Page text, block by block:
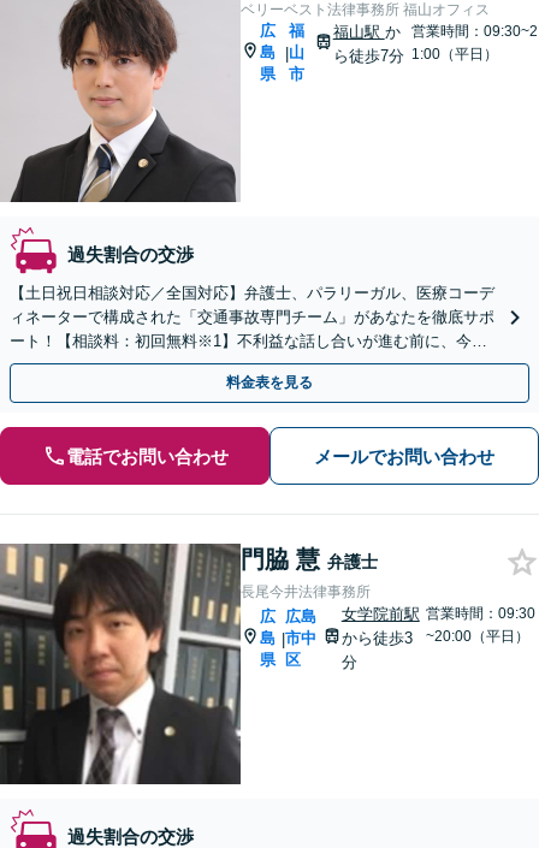
ベリーベスト法律事務所 福山オフィス
広
島
県
|
福
山
市
福山駅 か
ら徒歩7分
営業時間：09:30~2
1:00（平日）
過失割合の交渉
【土日祝日相談対応／全国対応】弁護士、パラリーガル、医療コーデ
ィネーターで構成された「交通事故専門チーム」があなたを徹底サポ
ート！【相談料：初回無料※1】不利益な話し合いが進む前に、今す
ぐ相談！
料金表を見る
電話でお問い合わせ メールでお問い合わせ
門脇 慧 弁護士
長尾今井法律事務所
広
島
県
|
広島
市中
区
女学院前駅
から徒歩3
分
営業時間：09:30
~20:00（平日）
過失割合の交渉